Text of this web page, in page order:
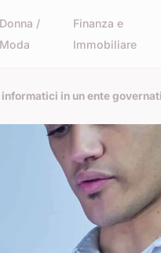
Donna /
Moda
Finanza e
Immobiliare
in un ente